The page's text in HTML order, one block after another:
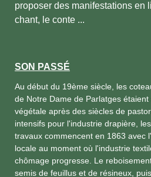
proposer des manifestations en
chant, le conte ...
SON PASSÉ
Au début du 19ème siècle, les
de Notre Dame de Parlatges
végétale après des siècles de
intensifs pour l'industrie drapière,
travaux commencent en 1863 avec
locale au moment où l'industrie
chômage progresse. Le
semis de feuillus et de résineux,